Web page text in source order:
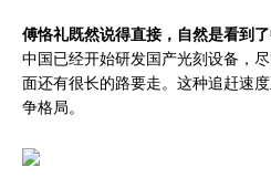
傅恪礼既然说得直接，自然是看到了
中国已经开始研发国产光刻设备，
面还有很长的路要走。这种追赶速
争格局。